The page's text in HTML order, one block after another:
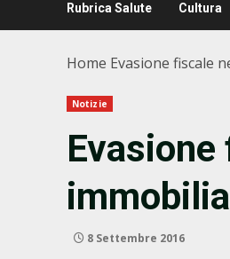
Rubrica Salute Cultura
Home Evasione fiscale
Notizie
8 Settembre 2016